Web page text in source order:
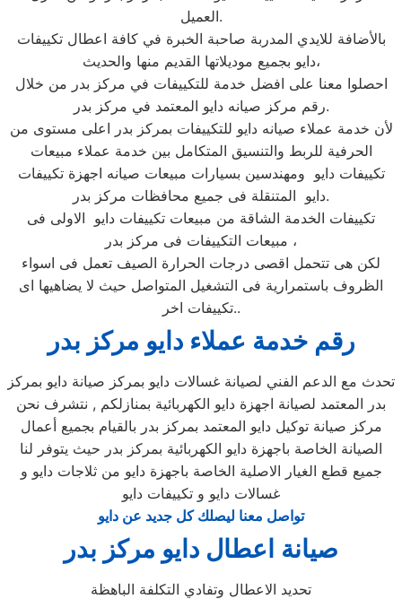
العميل.
بالأضافة للايدي المدربة صاحبة الخبرة في كافة اعطال تكييفات
دايو بجميع موديلاتها القديم منها والحديث،
احصلوا معنا على افضل خدمة للتكييفات في مركز بدر من خلال
رقم مركز صيانه دايو المعتمد في مركز بدر.
لأن خدمة عملاء صيانه دايو للتكييفات بمركز بدر اعلى مستوى من
الحرفية للربط والتنسيق المتكامل بين خدمة عملاء مبيعات
تكييفات دايو ومهندسين بسيارات مبيعات صيانه اجهزة تكييفات
دايو المتنقلة فى جميع محافظات مركز بدر.
تكييفات الخدمة الشاقة من مبيعات تكييفات دايو الاولى فى
مبيعات التكييفات فى مركز بدر ،
لكن هى تتحمل اقصى درجات الحرارة الصيف تعمل فى اسواء
الظروف باستمرارية فى التشغيل المتواصل حيث لا يضاهيها اى
تكييفات اخر..
رقم خدمة عملاء دايو مركز بدر
تحدث مع الدعم الفني لصيانة غسالات دايو بمركز صيانة دايو بمركز
بدر المعتمد لصيانة اجهزة دايو الكهربائية بمنازلكم , نتشرف نحن
مركز صيانة توكيل دايو المعتمد بمركز بدر بالقيام بجميع أعمال
الصيانة الخاصة باجهزة دايو الكهربائية بمركز بدر حيث يتوفر لنا
جميع قطع الغيار الاصلية الخاصة باجهزة دايو من ثلاجات دايو و
غسالات دايو و تكييفات دايو
تواصل معنا ليصلك كل جديد عن دايو
صيانة اعطال دايو مركز بدر
تحديد الاعطال وتفادي التكلفة الباهظة